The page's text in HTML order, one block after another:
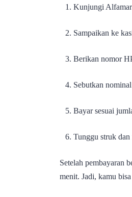
Kunjungi
Sampaikan ke
Berikan nomor
Sebutkan
Bayar sesuai
Tunggu struk
Setelah pembayaran
menit. Jadi, kamu